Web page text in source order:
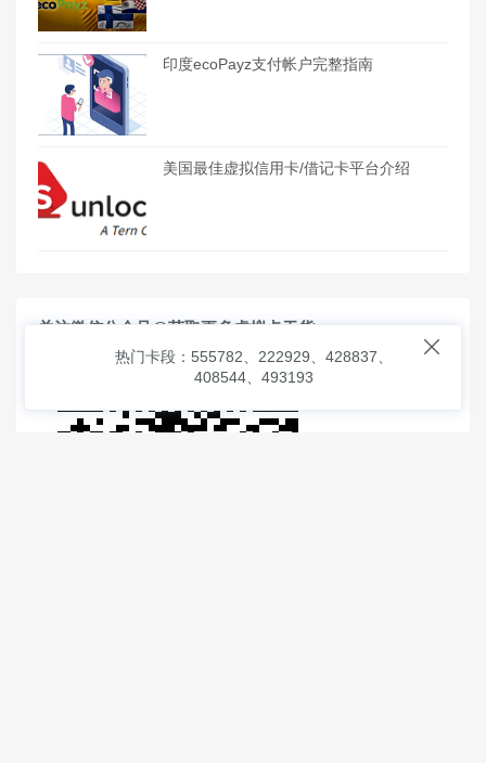
印度ecoPayz支付帐户完整指南
美国最佳虚拟信用卡/借记卡平台介绍
关注微信公众号@获取更多虚拟卡干货

热门卡段：555782、222929、428837、
408544、493193